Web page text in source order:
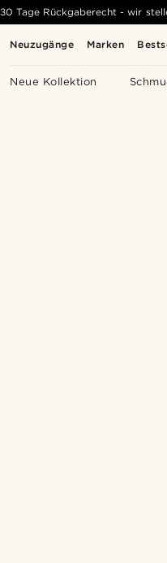
Neuzugänge Marken
Neue Kollektion
30 Tage Rückgaberecht - wir